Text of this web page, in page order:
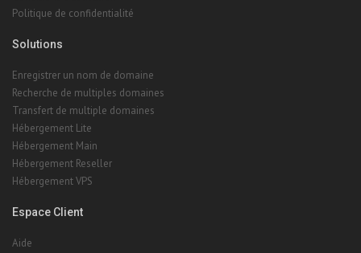
Enregistrer un nom de domaine
Recherche de multiples domaines
Hébergement Lite
Hébergement Main
Hébergement Reseller
Hébergement VPS
Espace Client
Soumettre un Tiquet
Autres